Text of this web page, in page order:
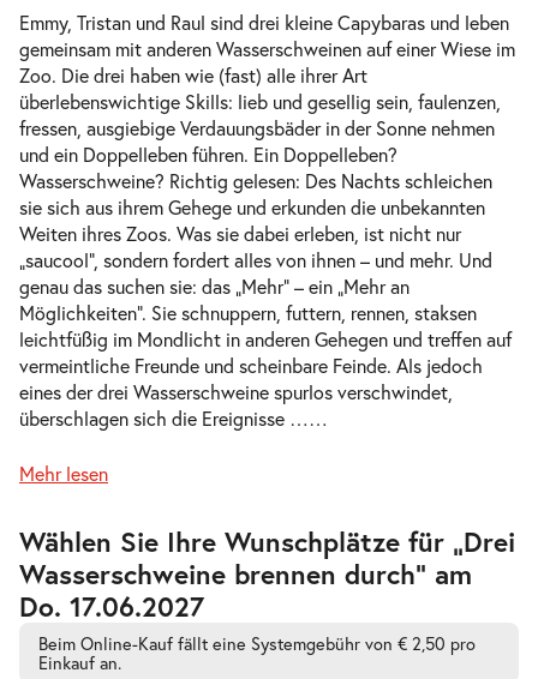
Drei Wasserschweine brennen durch-
Fr.
Fr. 09.04.2027
16:00–17:15 Uhr
Tickets
Drei Wasserschweine brennen durch-
Sa.
Sa. 10.04.2027
17:00–18:15 Uhr
Drei Wasserschweine brennen durch
10:30–11:45 Uhr
Tickets
Emmy, Tristan und Raul sind drei kleine Capybaras und leben
gemeinsam mit anderen Wasserschweinen auf einer Wiese im
Zoo. Die drei haben wie (fast) alle ihrer Art
überlebenswichtige Skills: lieb und gesellig sein, faulenzen,
fressen, ausgiebige Verdauungsbäder in der Sonne nehmen
und ein Doppelleben führen. Ein Doppelleben?
Wasserschweine? Richtig gelesen: Des Nachts schleichen
sie sich aus ihrem Gehege und erkunden die unbekannten
Weiten ihres Zoos. Was sie dabei erleben, ist nicht nur
„saucool“, sondern fordert alles von ihnen – und mehr. Und
genau das suchen sie: das „Mehr“ – ein „Mehr an
Möglichkeiten“. Sie schnuppern, futtern, rennen, staksen
leichtfüßig im Mondlicht in anderen Gehegen und treffen auf
vermeintliche Freunde und scheinbare Feinde. Als jedoch
eines der drei Wasserschweine spurlos verschwindet,
überschlagen sich die Ereignisse ……
Mehr lesen
Wählen Sie Ihre Wunschplätze für „Drei
Wasserschweine brennen durch” am
Do. 17.06.2027
Beim Online-Kauf fällt eine Systemgebühr von € 2,50 pro
Einkauf an.
Zur
barrierefreien
automatischen
Bestplatzwahl